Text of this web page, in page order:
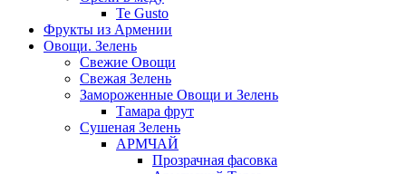
Te Gusto
Фрукты из Армении
Овощи. Зелень
Свежие Овощи
Свежая Зелень
Замороженные Овощи и Зелень
Тамара фрут
Сушеная Зелень
АРМЧАЙ
Прозрачная фасовка